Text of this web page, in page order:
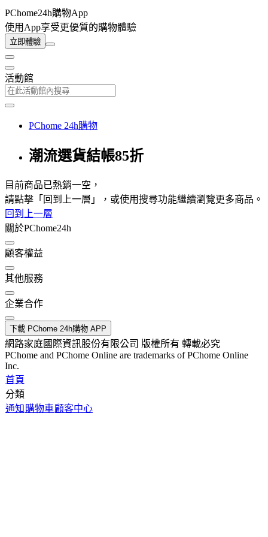
PChome24h購物App
使用App享受更優質的購物體驗
立即體驗
活動館
PChome 24h購物
潮流選貨結帳85折
目前商品已熱銷一空，
請點擊「回到上一層」，或使用搜尋功能繼續瀏覽更多商品。
回到上一層
關於PChome24h
顧客權益
其他服務
企業合作
下載 PChome 24h購物 APP
網路家庭國際資訊股份有限公司 版權所有 轉載必究
PChome and PChome Online are trademarks of PChome Online
Inc.
首頁
分類
通知 購物車顧客中心